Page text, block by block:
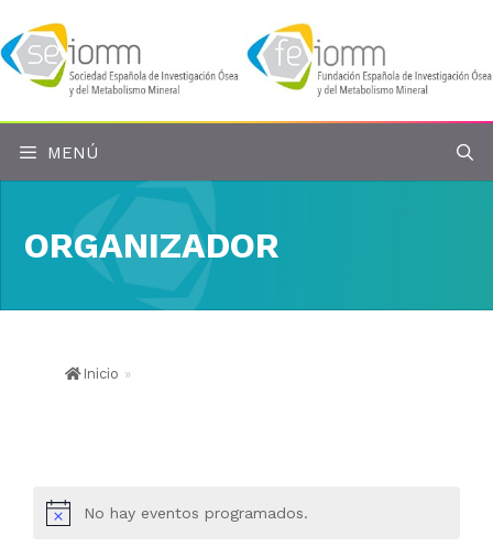
al
contenido
MENÚ
ORGANIZADOR
Inicio »
No hay eventos programados.